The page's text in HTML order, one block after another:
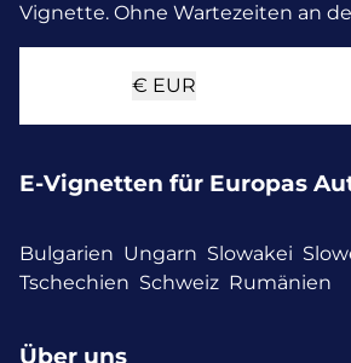
Vignette. Ohne Wartezeiten an
€ EUR
E-Vignetten für Europas
Bulgarien Ungarn Slowakei
Tschechien Schweiz Rumänien
Über uns